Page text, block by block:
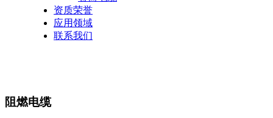
资质荣誉
应用领域
联系我们
阻燃电缆